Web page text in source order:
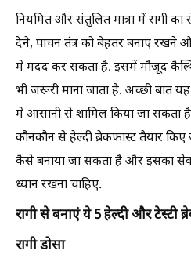
नियमित और संतुलित मात्रा में रागी
देने, पाचन तंत्र को बेहतर बनाए
में मदद कर सकता है. इसमें मौजूद
भी जरूरी माना जाता है. अच्छी बात यह
में आसानी से शामिल किया जा सकता
कौनकौन से हेल्दी ब्रेकफास्ट तैयार
कैसे बनाया जा सकता है और इसका
ध्यान रखना चाहिए.
रागी से बनाएं ये 5 हेल्दी और टेस्टी
रागी डोसा